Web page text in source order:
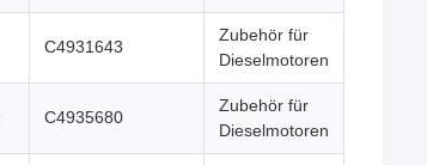
C4931643
Zubehör für
Dieselmotoren
C4935680
Zubehör für
Dieselmotoren